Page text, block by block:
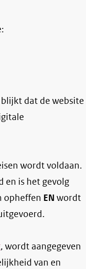
wordt voldaan.
en is het gevolg
opheffen EN wordt
, wordt aangegeven
van en